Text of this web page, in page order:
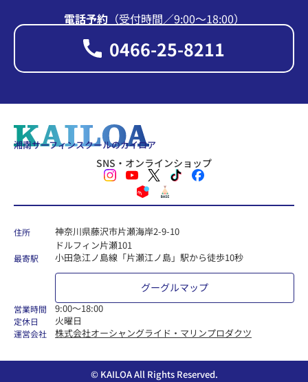
電話予約（受付時間∕9:00〜18:00）
0466-25-8211
湘南サーフィンスクールのカイロア
SNS・オンラインショップ
住所
神奈川県藤沢市片瀬海岸2-9-10
ドルフィン片瀬101
最寄駅 小田急江ノ島線「片瀬江ノ島」駅から徒歩10秒
グーグルマップ
営業時間 9:00〜18:00
定休日 火曜日
運営会社 株式会社オーシャングライド・マリンプロダクツ
© KAILOA All Rights Reserved.